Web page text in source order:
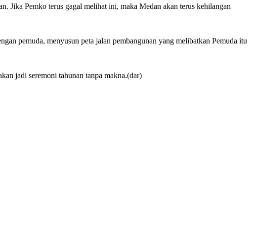
Jika Pemko terus gagal melihat ini, maka Medan akan terus kehilangan
pemuda, menyusun peta jalan pembangunan yang melibatkan Pemuda itu
jadi seremoni tahunan tanpa makna.(dar)